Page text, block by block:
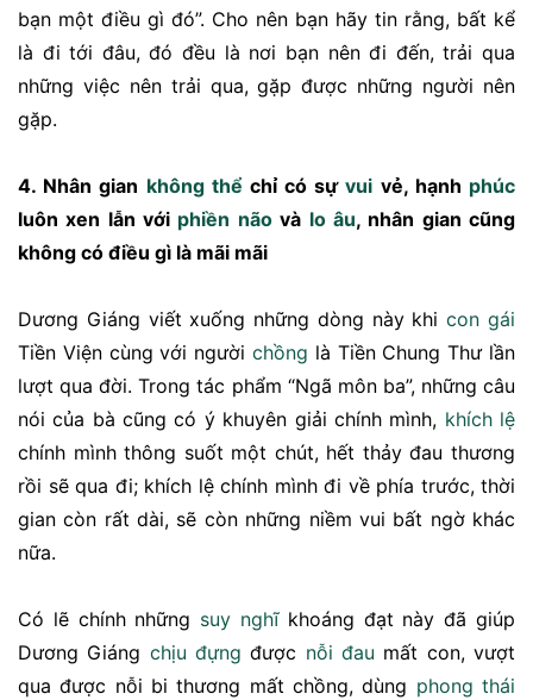
bạn một điều gì đó”. Cho nên bạn hãy tin rằng, bất kể
là đi tới đâu, đó đều là nơi bạn nên đi đến, trải qua
những việc nên trải qua, gặp được những người nên
gặp.
4. Nhân gian không thể chỉ có sựvui vẻ, hạnh phúc
luôn xen lẫn với phiền nãovà lo âu, nhân gian cũng
không có điều gì là mãi mãi
Dương Giáng viết xuống những dòng này khicon gái
Tiền Viện cùng với người chồng là Tiền Chung Thư lần
lượt qua đời. Trong tác phẩm “Ngã môn ba”, những câu
nói của bà cũng có ý khuyên giải chính mình, khích lệ
chính mình thông suốt một chút, hết thảy đau thương
rồi sẽ qua đi; khích lệ chính mình đi về phía trước, thời
gian còn rất dài, sẽ còn những niềm vui bất ngờ khác
nữa.
Có lẽ chính những suy nghĩkhoáng đạt này đã giúp
Dương Giáng chịu đựng được nỗi đau mất con, vượt
qua được nỗi bi thương mất chồng, dùng phong thái